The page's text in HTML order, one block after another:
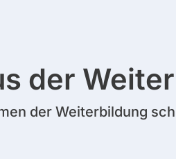
der
der Weiterbildung